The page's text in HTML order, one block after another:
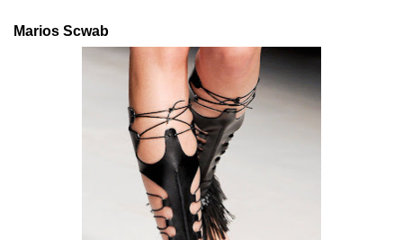
Marios Scwab